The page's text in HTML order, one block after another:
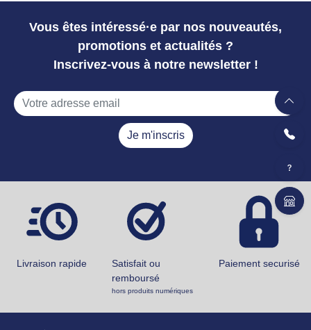
Vous êtes intéressé·e par nos nouveautés,
promotions et actualités ?
Inscrivez-vous à notre newsletter !
Je m'inscris
Livraison rapide
Satisfait ou
remboursé
hors produits numériques
Paiement securisé